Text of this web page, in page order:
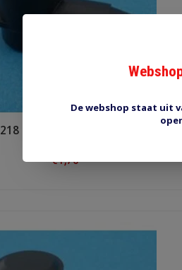
218 N2 V14 18 mm zwart
€1,70
De webshop staat uit